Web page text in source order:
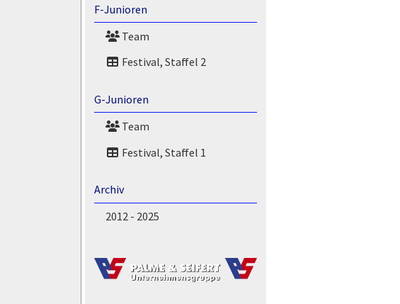
F-Junioren
Team
Festival, Staffel 2
G-Junioren
Team
Festival, Staffel 1
Archiv
2012 - 2025